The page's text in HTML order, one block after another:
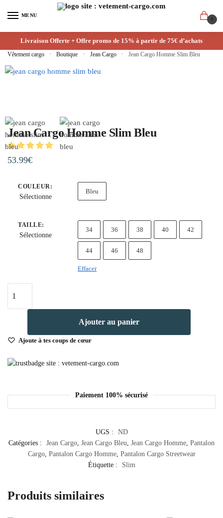
MENU
0
Livraison Offerte + Offre promo de 15% à partir de 75€ d’achats
Vêtement cargo » Boutique » Jean Cargo » Jean Cargo Homme Slim Bleu
Jean Cargo Homme Slim Bleu
53.99€
COULEUR :
Sélectionne
Bleu
TAILLE:
Sélectionne
34 36 38 40 42
44 46 48
Effacer
de
Homme
Bleu
Ajouter au panier
Ajoute à tes coups de cœur
Paiement 100% sécurisé
UGS :
ND
Catégories :
Jean Cargo, Jean Cargo Bleu, Jean Cargo Homme, Pantalon
Cargo, Pantalon Cargo Homme, Pantalon Cargo Streetwear
Étiquette :
Slim
Produits similaires